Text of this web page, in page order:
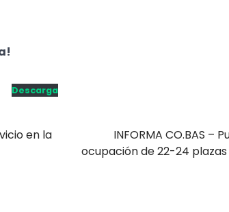
Descarga
en la
INFORMA CO.BAS –
ocupación de 22-24